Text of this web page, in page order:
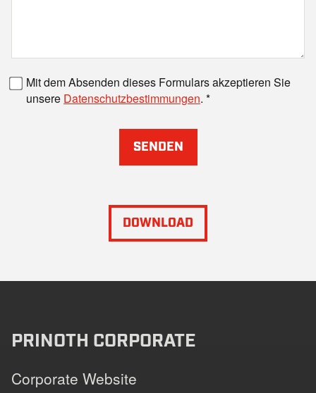
Mit dem Absenden dieses Formulars akzeptieren Sie
unsere Datenschutzbestimmungen.
SENDEN
DOWNLOAD
PRINOTH CORPORATE
Corporate Website